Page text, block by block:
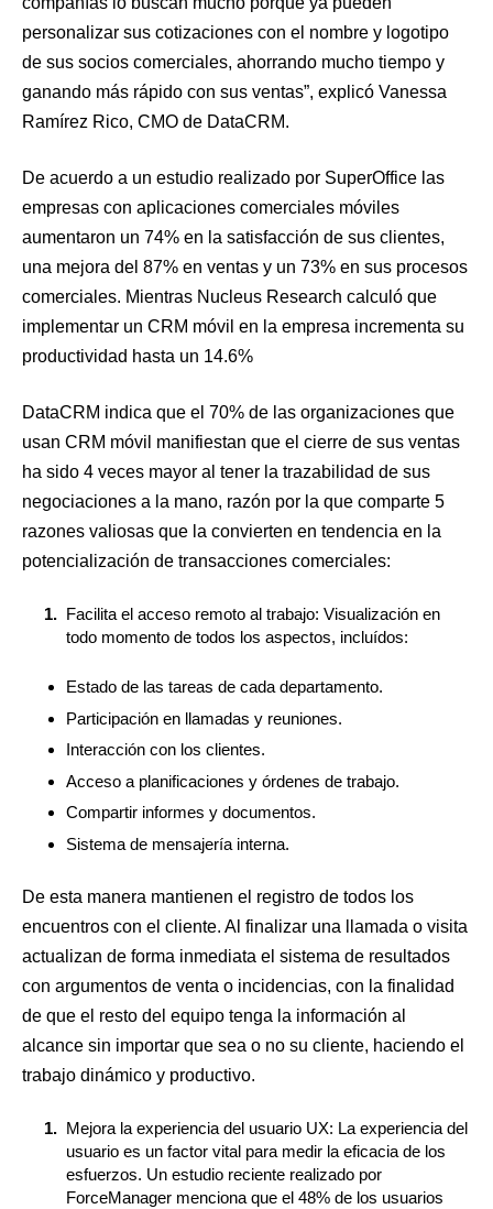
personalizar sus cotizaciones con el nombre y logotipo
de sus socios comerciales, ahorrando mucho tiempo y
ganando más rápido con sus ventas”, explicó Vanessa
Ramírez Rico, CMO de DataCRM.
De acuerdo a un estudio realizado por SuperOffice las
empresas con aplicaciones comerciales móviles
aumentaron un 74% en la satisfacción de sus clientes,
una mejora del 87% en ventas y un 73% en sus procesos
comerciales. Mientras Nucleus Research calculó que
implementar un CRM móvil en la empresa incrementa su
productividad hasta un 14.6%
DataCRM indica que el 70% de las organizaciones que
usan CRM móvil manifiestan que el cierre de sus ventas
ha sido 4 veces mayor al tener la trazabilidad de sus
negociaciones a la mano, razón por la que comparte 5
razones valiosas que la convierten en tendencia en la
potencialización de transacciones comerciales:
Facilita el acceso remoto al trabajo: Visualización en
todo momento de todos los aspectos, incluídos:
Estado de las tareas de cada departamento.
Participación en llamadas y reuniones.
Interacción con los clientes.
Acceso a planificaciones y órdenes de trabajo.
Compartir informes y documentos.
Sistema de mensajería interna.
De esta manera mantienen el registro de todos los
encuentros con el cliente. Al finalizar una llamada o visita
actualizan de forma inmediata el sistema de resultados
con argumentos de venta o incidencias, con la finalidad
de que el resto del equipo tenga la información al
alcance sin importar que sea o no su cliente, haciendo el
trabajo dinámico y productivo.
Mejora la experiencia del usuario UX: La experiencia del
usuario es un factor vital para medir la eficacia de los
esfuerzos. Un estudio reciente realizado por
ForceManager menciona que el 48% de los usuarios